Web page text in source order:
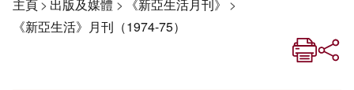
主頁> 出版及媒體 > 《新亞生活月刊》 >
《新亞生活》月刊（1974-75）